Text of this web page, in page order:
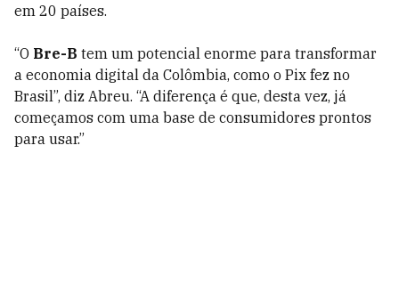
em 20 países.
“O Bre-B tem um potencial enorme para transformar
a economia digital da Colômbia, como o Pix fez no
Brasil”, diz Abreu. “A diferença é que, desta vez, já
começamos com uma base de consumidores prontos
para usar.”